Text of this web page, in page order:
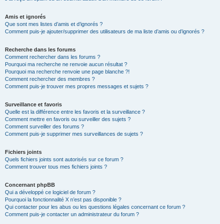
Amis et ignorés
Que sont mes listes d’amis et d’ignorés ?
Comment puis-je ajouter/supprimer des utilisateurs de ma liste d’amis ou d’ignorés ?
Recherche dans les forums
Comment rechercher dans les forums ?
Pourquoi ma recherche ne renvoie aucun résultat ?
Pourquoi ma recherche renvoie une page blanche ?!
Comment rechercher des membres ?
Comment puis-je trouver mes propres messages et sujets ?
Surveillance et favoris
Quelle est la différence entre les favoris et la surveillance ?
Comment mettre en favoris ou surveiller des sujets ?
Comment surveiller des forums ?
Comment puis-je supprimer mes surveillances de sujets ?
Fichiers joints
Quels fichiers joints sont autorisés sur ce forum ?
Comment trouver tous mes fichiers joints ?
Concernant phpBB
Qui a développé ce logiciel de forum ?
Pourquoi la fonctionnalité X n’est pas disponible ?
Qui contacter pour les abus ou les questions légales concernant ce forum ?
Comment puis-je contacter un administrateur du forum ?